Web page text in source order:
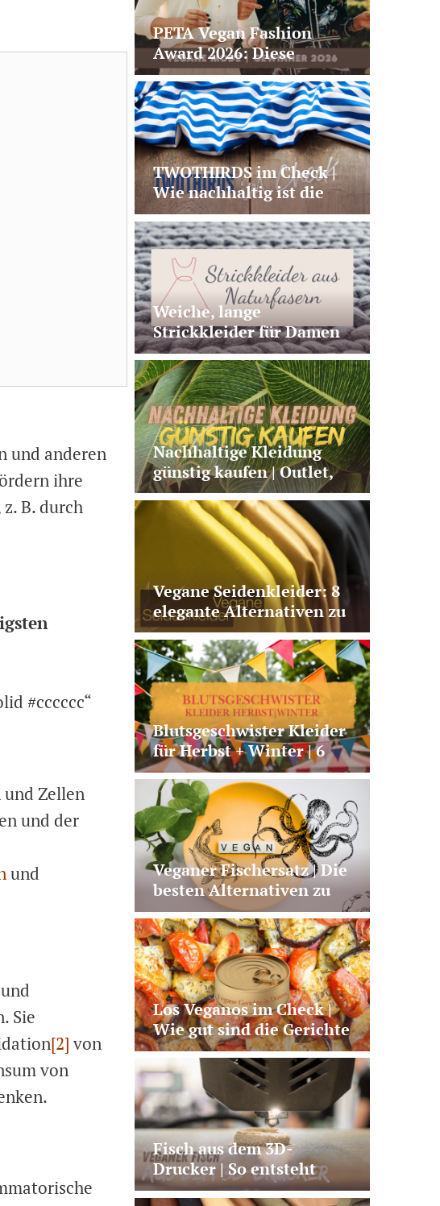
und anderen
ihre
B. durch
#cccccc“
Zellen
und der
und
Sie
[2]von
von
PETA Vegan Fashion
Award 2026: Diese
Materialien + Marken
prägen die Zukunft der
veganen Mode
TWOTHIRDS im Check |
Wie nachhaltig ist die
Modemarke wirklich?
Weiche, lange
Strickkleider für Damen
aus Naturmaterialien
Nachhaltige Kleidung
günstig kaufen | Outlet,
Second Hand oder faire
Basics?
Vegane Seidenkleider: 8
elegante Alternativen zu
echter Seide
Blutsgeschwister Kleider
für Herbst + Winter | 6
besondere Modelle
Veganer Fischersatz | Die
besten Alternativen zu
Lachs, Thunfisch und Co.
Los Veganos im Check |
Wie gut sind die Gerichte
aus der Dose?
Fisch aus dem 3D-
Drucker | So entsteht
veganer Lachs aus